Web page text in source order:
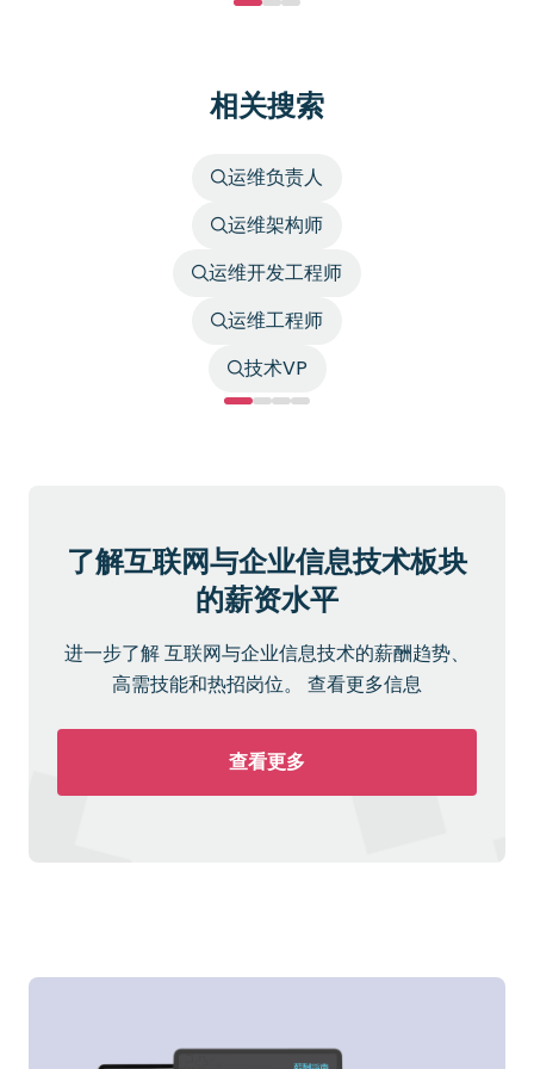
相关搜索
运维负责人
运维架构师
运维开发工程师
运维工程师
技术VP
了解互联网与企业信息技术板块
的薪资水平
进一步了解 互联网与企业信息技术的薪酬趋势、
高需技能和热招岗位。 查看更多信息
查看更多